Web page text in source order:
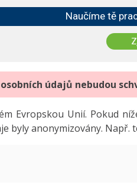
Naučíme tě
údajů nebudou
Evropskou Unií. Pokud
byly anonymizovány. Např.